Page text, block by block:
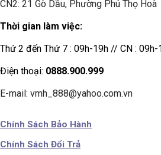
CN2: 21 Gò Dầu, Phường Phú Thọ
Thời gian làm việc:
Thứ 2 đến Thứ 7 : 09h-19h // CN : 09h-
Điện thoại: 0888.900.999
E-mail: vmh_888@yahoo.com.vn
Chính Sách Bảo Hành
Chính Sách Đổi Trả